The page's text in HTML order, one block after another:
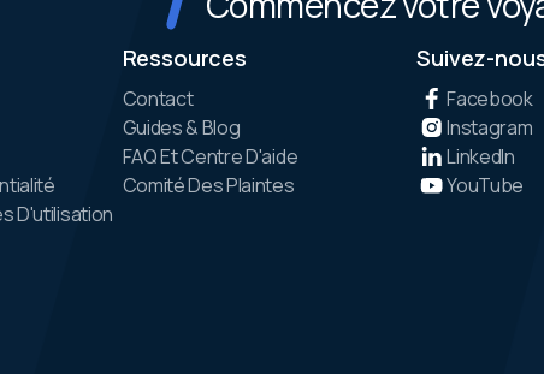
D'utilisation
Ressources
Contact
Guides & Blog
FAQ Et Centre D'aide
Comité Des Plaintes
Suivez-
Facebook
Instagram
LinkedIn
YouTube